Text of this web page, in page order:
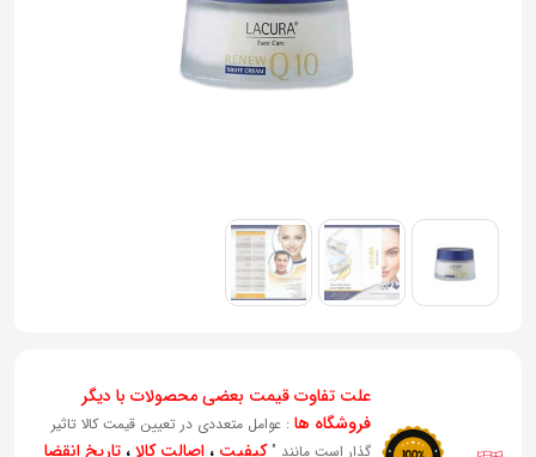
علت تفاوت قیمت بعضی محصولات با دیگر
فروشگاه ها : عوامل متعددی در تعیین قیمت کالا تاثیر
گذار است مانند "کیفیت ، اصالت کالا، تاریخ انقضا